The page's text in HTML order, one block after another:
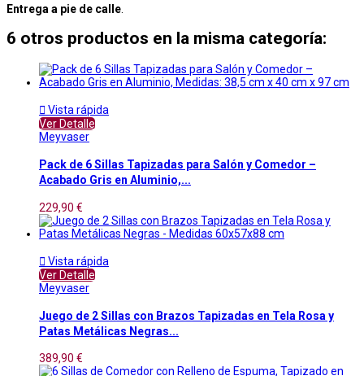
Entrega a pie de calle
6 otros productos en la misma categoría:
 Vista rápida
Ver Detalle
Meyvaser
Pack de 6 Sillas Tapizadas para Salón y Comedor –
Acabado Gris en Aluminio,...
229,90 €
 Vista rápida
Ver Detalle
Meyvaser
Juego de 2 Sillas con Brazos Tapizadas en Tela Rosa y
Patas Metálicas Negras...
389,90 €